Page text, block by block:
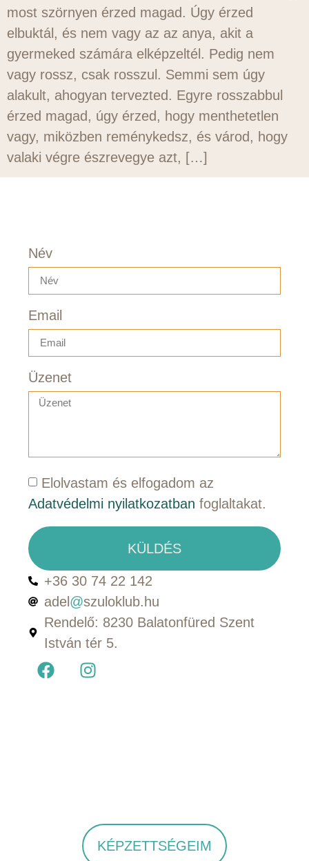
most szörnyen érzed magad. Úgy érzed
elbuktál, és nem vagy az az anya, akit a
gyermeked számára elképzeltél. Pedig nem
vagy rossz, csak rosszul. Semmi sem úgy
alakult, ahogyan tervezted. Egyre rosszabbul
érzed magad, úgy érzed, hogy menthetetlen
vagy, miközben reménykedsz, és várod, hogy
valaki végre észrevegye azt, […]
Név
Email
Üzenet
Elolvastam és elfogadom az
Adatvédelmi nyilatkozatban foglaltakat.
KÜLDÉS
+36 30 74 22 142
adel @szuloklub.hu
Rendelő: 8230 Balatonfüred Szent
István tér 5.
KÉPZETTSÉGEIM